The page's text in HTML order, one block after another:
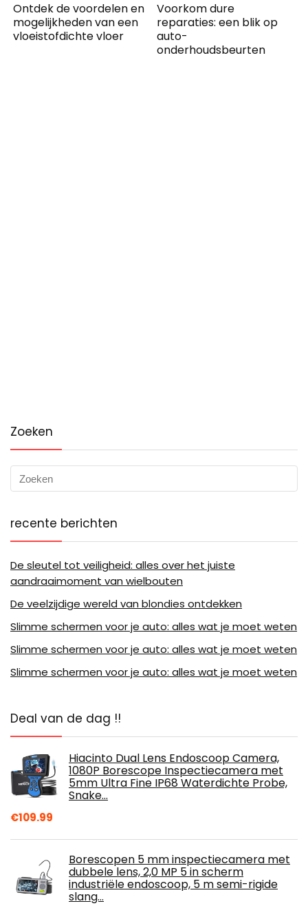
Ontdek de voordelen en
mogelijkheden van een
vloeistofdichte vloer
Voorkom dure
reparaties: een blik op
auto-
onderhoudsbeurten
Zoeken
recente berichten
De sleutel tot veiligheid: alles over het juiste
aandraaimoment van wielbouten
De veelzijdige wereld van blondies ontdekken
Slimme schermen voor je auto: alles wat je moet weten
Slimme schermen voor je auto: alles wat je moet weten
Slimme schermen voor je auto: alles wat je moet weten
Deal van de dag !!
Hiacinto Dual Lens Endoscoop Camera,
1080P Borescope Inspectiecamera met
5mm Ultra Fine IP68 Waterdichte Probe,
Snake…
€109.99
Borescopen 5 mm inspectiecamera met
dubbele lens, 2,0 MP 5 in scherm
industriële endoscoop, 5 m semi-rigide
slang…